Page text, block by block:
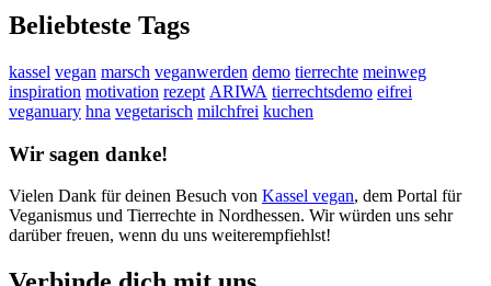
Beliebteste Tags
kassel vegan marsch veganwerden demo tierrechte meinweg
inspiration motivation rezept ARIWA tierrechtsdemo eifrei
veganuary hna vegetarisch milchfrei kuchen
Wir sagen danke!
Vielen Dank für deinen Besuch von Kassel vegan, dem Portal für
Veganismus und Tierrechte in Nordhessen. Wir würden uns sehr
darüber freuen, wenn du uns weiterempfiehlst!